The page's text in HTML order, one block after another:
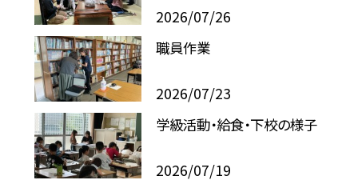
2026/07/26
職員作業
2026/07/23
学級活動・給食・下校の様子
2026/07/19